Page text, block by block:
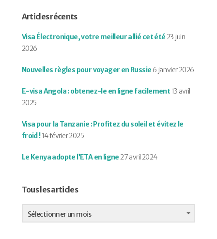
Articles récents
Visa Électronique, votre meilleur allié cet été23 juin
2026
Nouvelles règles pour voyager en Russie 6 janvier 2026
E-visa Angola : obtenez-le en ligne facilement 13 avril
2025
Visa pour la Tanzanie : Profitez du soleil et évitez le
froid !14 février 2025
Le Kenya adopte l’ETA en ligne27 avril 2024
Tous les articles
Tous
les
articles
Sélectionner un mois